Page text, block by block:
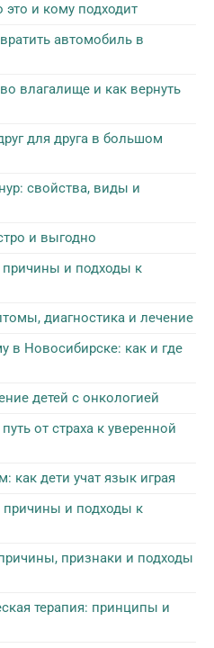
и кому подходит
автомобиль в
влагалище и как вернуть
для друга в большом
свойства, виды и
и выгодно
и подходы к
диагностика и лечение
в Новосибирске: как и где
детей с онкологией
от страха к уверенной
как дети учат язык играя
и подходы к
признаки и подходы
терапия: принципы и